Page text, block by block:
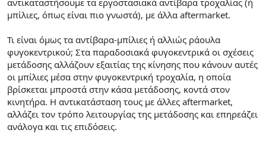
αντικαταστήσουμε τα εργοστασιακά αντίβαρα τροχαλίας (ή
μπίλιες, όπως είναι πιο γνωστά), με άλλα aftermarket.
Τι είναι όμως τα αντίβαρα-μπίλιες ή αλλιώς ράουλα
φυγοκεντρικού; Στα παραδοσιακά φυγοκεντρικά οι σχέσεις
μετάδοσης αλλάζουν εξαιτίας της κίνησης που κάνουν αυτές
οι μπίλιες μέσα στην φυγοκεντρική τροχαλία, η οποία
βρίσκεται μπροστά στην κάσα μετάδοσης, κοντά στον
κινητήρα. Η αντικατάσταση τους με άλλες aftermarket,
αλλάζει τον τρόπο λειτουργίας της μετάδοσης και επηρεάζει
ανάλογα και τις επιδόσεις.